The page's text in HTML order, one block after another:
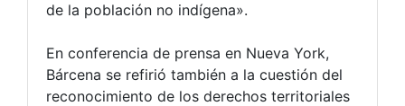
de la población no indígena».
En conferencia de prensa en Nueva York,
Bárcena se refirió también a la cuestión del
reconocimiento de los derechos territoriales